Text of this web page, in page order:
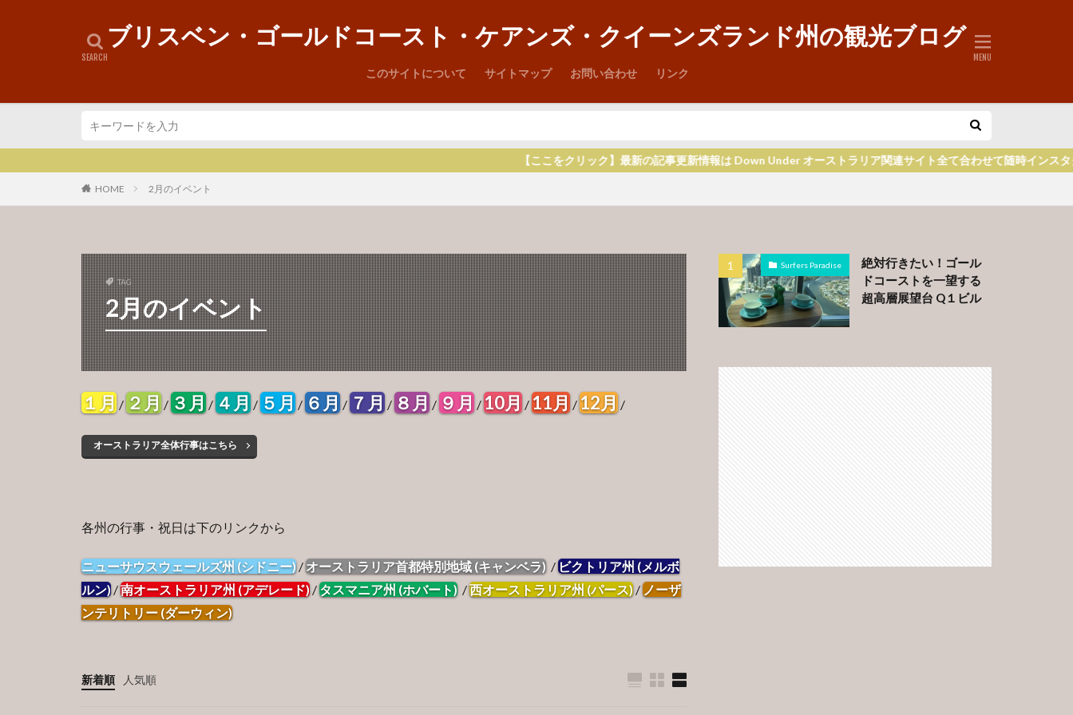
ブリスベン・ゴールドコースト・ケアンズ・クイーンズランド州の観光ブログ
このサイトについて サイトマップ お問い合わせ リンク
【ここをクリック】最新の記事更新情報は Down Under オーストラリア関連サイト全て合わせて随時インスタグラ
HOME 2月のイベント
TAG
2月のイベント
１月 / ２月 / ３月 / ４月 / ５月 / ６月 / ７月 / ８月 / ９月 / 10月 / 11月 / 12月 /
オーストラリア全体行事はこちら
各州の行事・祝日は下のリンクから
ニューサウスウェールズ州 (シドニー)/オーストラリア首都特別地域 (キャンベラ)/ビクトリア州 (メルボ
ルン)/南オーストラリア州 (アデレード)/タスマニア州 (ホバート)/西オーストラリア州 (パース)/ノーザ
ンテリトリー (ダーウィン)
新着順 人気順
Surfers Paradise
絶対行きたい！ゴール
ドコーストを一望する
超高層展望台 Q１ビル